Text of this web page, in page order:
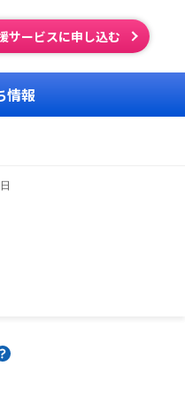
サービスに申し込む
情報